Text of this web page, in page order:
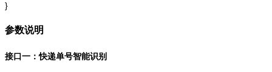
}
参数说明
接口一：快递单号智能识别